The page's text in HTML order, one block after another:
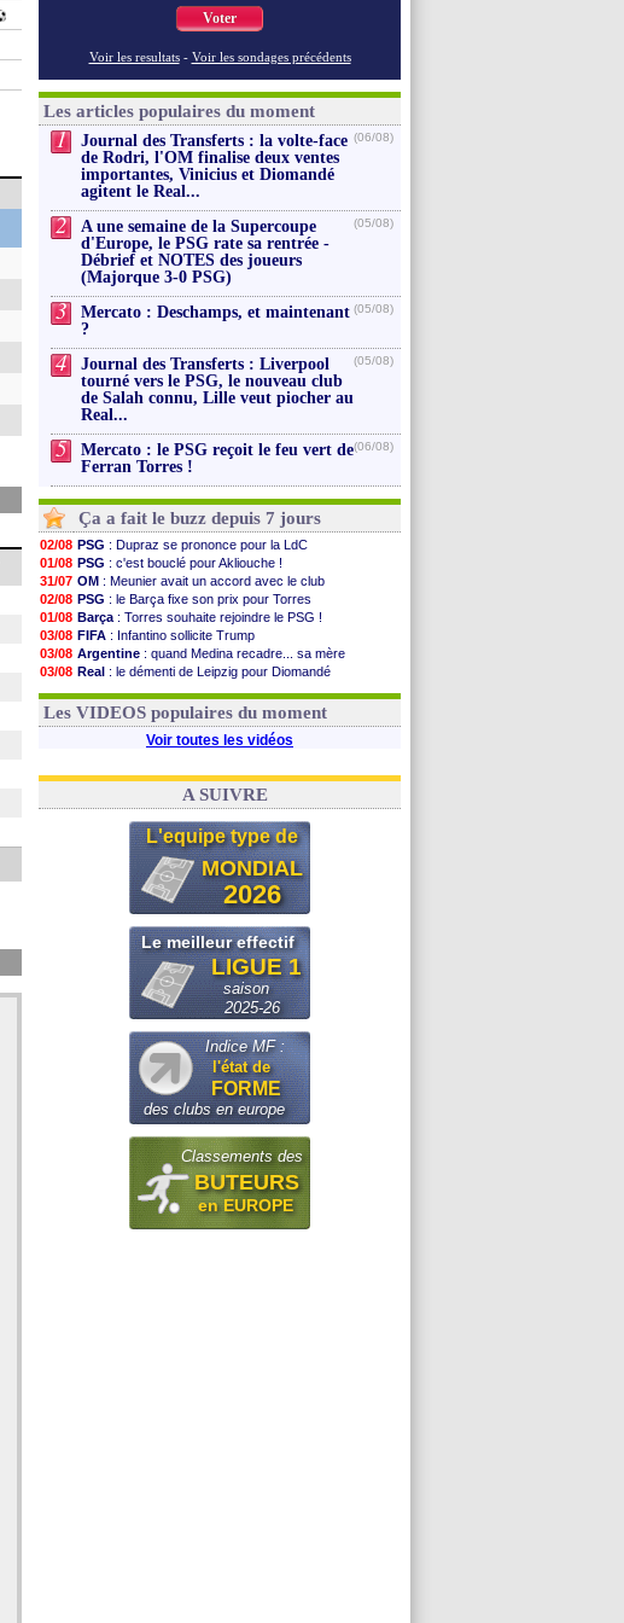
Voter
Voir les resultats - Voir les sondages précédents
Les articles populaires du moment
1
Journal des Transferts : la volte-face
de Rodri, l'OM finalise deux ventes
importantes, Vinicius et Diomandé
agitent le Real...
(06/08)
2
A une semaine de la Supercoupe
d'Europe, le PSG rate sa rentrée -
Débrief et NOTES des joueurs
(Majorque 3-0 PSG)
(05/08)
3
Mercato : Deschamps, et maintenant
?
(05/08)
4
Journal des Transferts : Liverpool
tourné vers le PSG, le nouveau club
de Salah connu, Lille veut piocher au
Real...
(05/08)
5
Mercato : le PSG reçoit le feu vert de
Ferran Torres !
(06/08)
Ça a fait le buzz depuis 7 jours
02/08 PSG : Dupraz se prononce pour la LdC
01/08 PSG : c'est bouclé pour Akliouche !
31/07 OM : Meunier avait un accord avec le club
02/08 PSG : le Barça fixe son prix pour Torres
01/08 Barça : Torres souhaite rejoindre le PSG !
03/08 FIFA : Infantino sollicite Trump
03/08 Argentine : quand Medina recadre... sa mère
03/08 Real : le démenti de Leipzig pour Diomandé
31/07 FIFA: le conseiller d'Infantino démissionne !
Les VIDEOS populaires du moment
Voir toutes les vidéos
A SUIVRE
L'equipe type de
MONDIAL
2026
Le meilleur effectif
LIGUE 1
saison
2025-26
Indice MF :
l'état de
FORME
des clubs en europe
Classements des
BUTEURS
en EUROPE